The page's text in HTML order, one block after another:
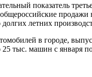
показатель
продажи
летних
в городе,
тыс. машин с января